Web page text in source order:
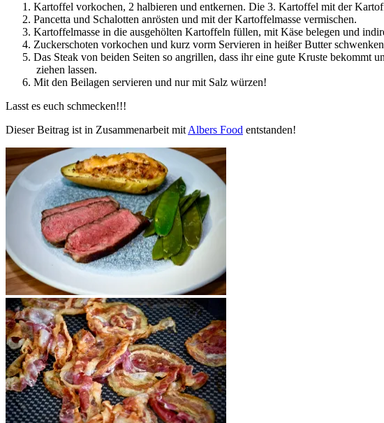
Kartoffel vorkochen, 2 halbieren und entkernen. Die 3. Kartoffel mit der
Pancetta und Schalotten anrösten und mit der Kartoffelmasse vermischen.
Kartoffelmasse in die ausgehölten Kartoffeln füllen, mit Käse belegen und
Zuckerschoten vorkochen und kurz vorm Servieren in heißer Butter
Das Steak von beiden Seiten so angrillen, dass ihr eine gute Kruste bekommt
ziehen lassen.
Mit den Beilagen servieren und nur mit Salz würzen!
Lasst es euch schmecken!!!
Dieser Beitrag ist in Zusammenarbeit mit Albers Food entstanden!